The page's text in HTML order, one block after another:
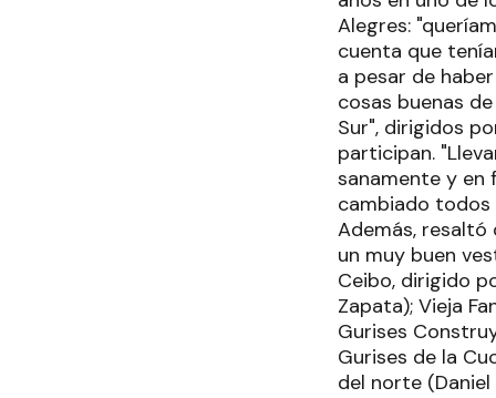
Alegres:
cuenta que
a pesar de
cosas buenas
Sur", dirigidos
participan.
sanamente y en
cambiado todos
Además,
un muy buen
Ceibo, dirigido
Zapata); Vieja
Gurises
Gurises de la
del norte